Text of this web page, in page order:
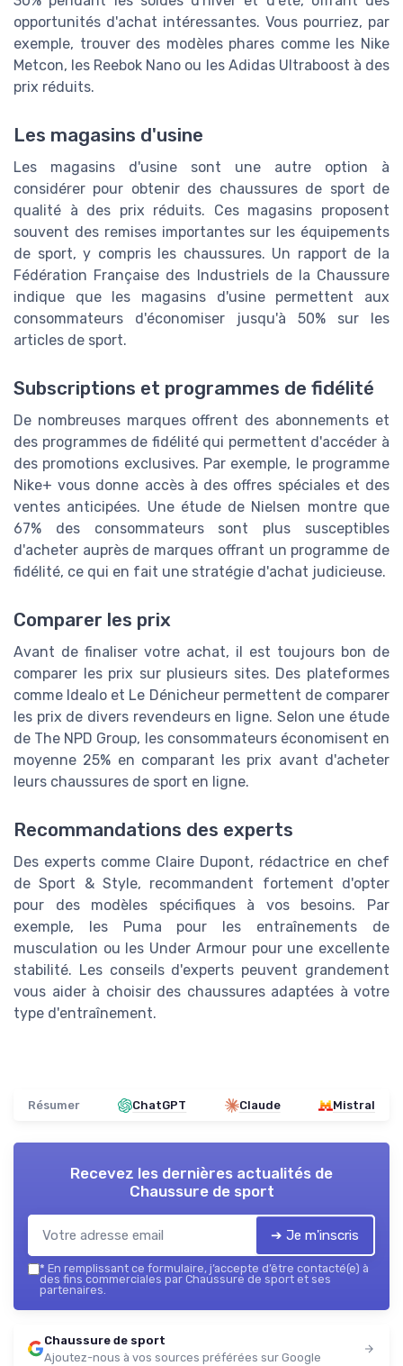
opportunités d'achat intéressantes. Vous pourriez, par
exemple, trouver des modèles phares comme les Nike
Metcon, les Reebok Nano ou les Adidas Ultraboost à des
prix réduits.
Les magasins d'usine
Les magasins d'usine sont une autre option à
considérer pour obtenir des chaussures de sport de
qualité à des prix réduits. Ces magasins proposent
souvent des remises importantes sur les équipements
de sport, y compris les chaussures. Un rapport de la
Fédération Française des Industriels de la Chaussure
indique que les magasins d'usine permettent aux
consommateurs d'économiser jusqu'à 50% sur les
articles de sport.
Subscriptions et programmes de fidélité
De nombreuses marques offrent des abonnements et
des programmes de fidélité qui permettent d'accéder à
des promotions exclusives. Par exemple, le programme
Nike+ vous donne accès à des offres spéciales et des
ventes anticipées. Une étude de Nielsen montre que
67% des consommateurs sont plus susceptibles
d'acheter auprès de marques offrant un programme de
fidélité, ce qui en fait une stratégie d'achat judicieuse.
Comparer les prix
Avant de finaliser votre achat, il est toujours bon de
comparer les prix sur plusieurs sites. Des plateformes
comme Idealo et Le Dénicheur permettent de comparer
les prix de divers revendeurs en ligne. Selon une étude
de The NPD Group, les consommateurs économisent en
moyenne 25% en comparant les prix avant d'acheter
leurs chaussures de sport en ligne.
Recommandations des experts
Des experts comme Claire Dupont, rédactrice en chef
de Sport & Style, recommandent fortement d'opter
pour des modèles spécifiques à vos besoins. Par
exemple, les Puma pour les entraînements de
musculation ou les Under Armour pour une excellente
stabilité. Les conseils d'experts peuvent grandement
vous aider à choisir des chaussures adaptées à votre
type d'entraînement.
Résumer ChatGPT Claude Mistral
Recevez les dernières actualités de
Chaussure de sport
➔ Je m'inscris
* En remplissant ce formulaire, j’accepte d’être contacté(e) à
des fins commerciales par Chaussure de sport et ses
partenaires.
Chaussure de sport
Ajoutez-nous à vos sources préférées sur Google